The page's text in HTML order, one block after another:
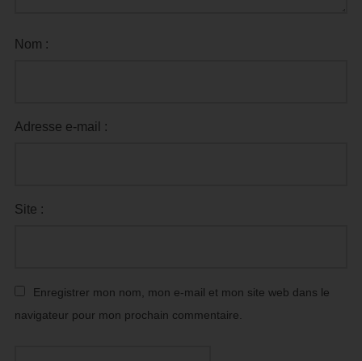
Nom :
Adresse e-mail :
Site :
Enregistrer mon nom, mon e-mail et mon site web dans le
navigateur pour mon prochain commentaire.